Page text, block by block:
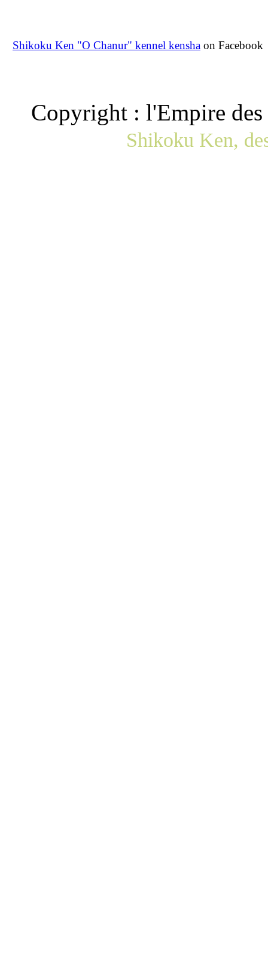
Shikoku Ken "O Chanur" kennel kensha on Facebook
Copyright : l'Empire
Shikoku Ken,